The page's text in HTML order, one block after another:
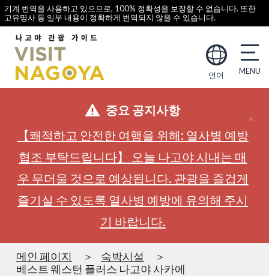
기계 번역을 사용하고 있으므로, 100% 정확성을 보장할 수 없습니다. 또한
고유명사 등 일부 내용이 정확하게 번역되지 않을 수 있습니다.
언어
중요 공지사항
【쾌적하고 안전한 여행을 위해: 열사병 예방
협조 부탁드립니다】 오늘 나고야 시내는 매
우 무더울 것으로 예상됩니다. 관광을 즐겁게
즐기실 수 있도록 열사병 예방에 유의해 주시
기 바랍니다.
메인 페이지
숙박시설
베스트 웨스턴 플러스 나고야 사카에